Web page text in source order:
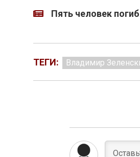
Пять человек
ТЕГИ: Владимир